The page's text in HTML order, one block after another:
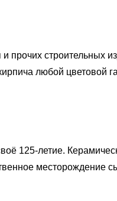
прочих строительных
любой цветовой
125-летие.
месторождение